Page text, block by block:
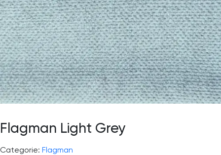
Flagman Light Grey
Categorie: Flagman